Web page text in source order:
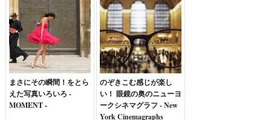
まさにその瞬間！をとら
えた写真いろいろ -
MOMENT -
のぞきこむ感じが楽し
い！ 眼鏡の奥のニューヨ
ークシネマグラフ - New
York Cinemagraphs